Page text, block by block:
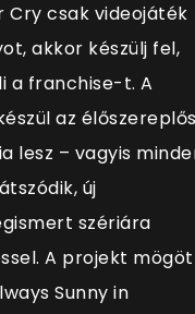
Cry csak videojáték
akkor készülj fel,
a franchise-t. A
az
lesz – vagyis
új
szériára
A projekt
Sunny in